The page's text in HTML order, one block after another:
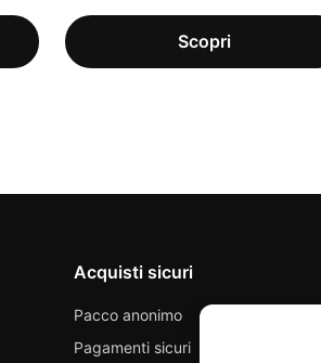
Acquisti sicuri
Pacco anonimo
Pagamenti sicuri